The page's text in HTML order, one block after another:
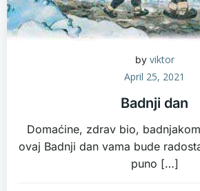
by viktor
April 25, 2021
Badnji dan
Domaćine, zdrav bio,
ovaj Badnji dan vama bude
puno […]